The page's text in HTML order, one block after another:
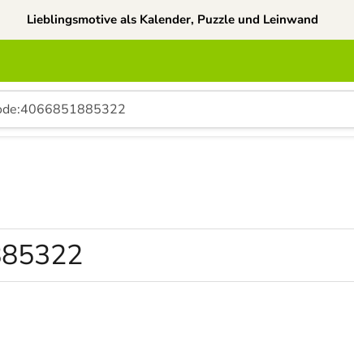
Lieblingsmotive als Kalender, Puzzle und Leinwand